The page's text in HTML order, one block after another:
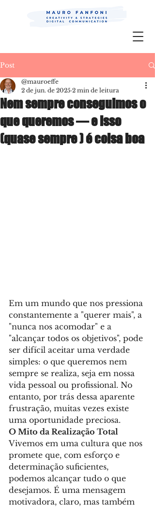
Mauro Fanfoni MarkCom; Editor;
Post
Nem sempre conseguimos o
que queremos — e isso
(quase sempre ) é coisa boa
@mauroeffe
2 de jun. de 2025 2 min de leitura
Em um mundo que nos pressiona
constantemente a "querer mais", a
"nunca nos acomodar" e a
"alcançar todos os objetivos", pode
ser difícil aceitar uma verdade
simples: o que queremos nem
sempre se realiza, seja em nossa
vida pessoal ou profissional. No
entanto, por trás dessa aparente
frustração, muitas vezes existe
uma oportunidade preciosa.
O Mito da Realização Total
Vivemos em uma cultura que nos
promete que, com esforço e
determinação suficientes,
podemos alcançar tudo o que
desejamos. É uma mensagem
motivadora, claro, mas também